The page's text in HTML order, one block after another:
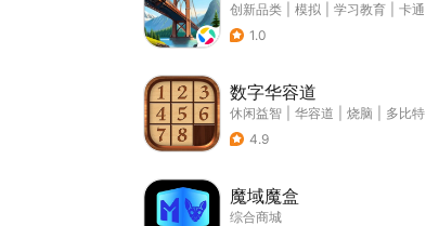
创新品类 模拟 学习教育
卡通
1.0
数字华容道
休闲益智 华容道 烧脑
多比特
4.9
魔域魔盒
综合商城